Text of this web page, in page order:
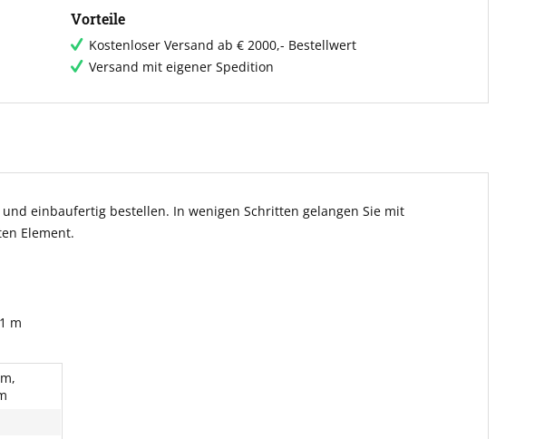
Vorteile
Kostenloser Versand ab € 2000,- Bestellwert
Versand mit eigener Spedition
einbaufertig bestellen. In wenigen Schritten gelangen Sie mit
Element.
m